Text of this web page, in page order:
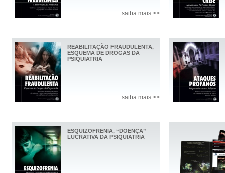
saiba mais >>
REABILITAÇÃO FRAUDULENTA,
ESQUEMA DE DROGAS DA
PSIQUIATRIA
saiba mais >>
ESQUIZOFRENIA, “DOENÇA”
LUCRATIVA DA PSIQUIATRIA